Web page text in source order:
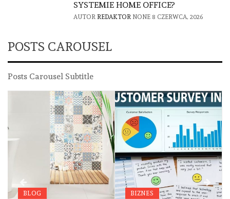
SYSTEMIE HOME OFFICE?
AUTOR REDAKTOR NONE 8 CZERWCA, 2026
POSTS CAROUSEL
Posts Carousel Subtitle
BLOG BIZNES